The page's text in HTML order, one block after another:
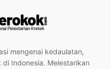
mengenai kedaulatan,
Indonesia. Melestarikan